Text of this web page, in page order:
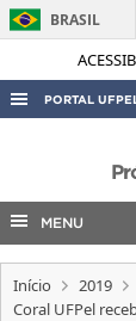
BRASIL
PORTAL
AUDITORIA
COBALTO
CONCURSOS
EDITAIS
MENU
Início 2019
Coral UFPel